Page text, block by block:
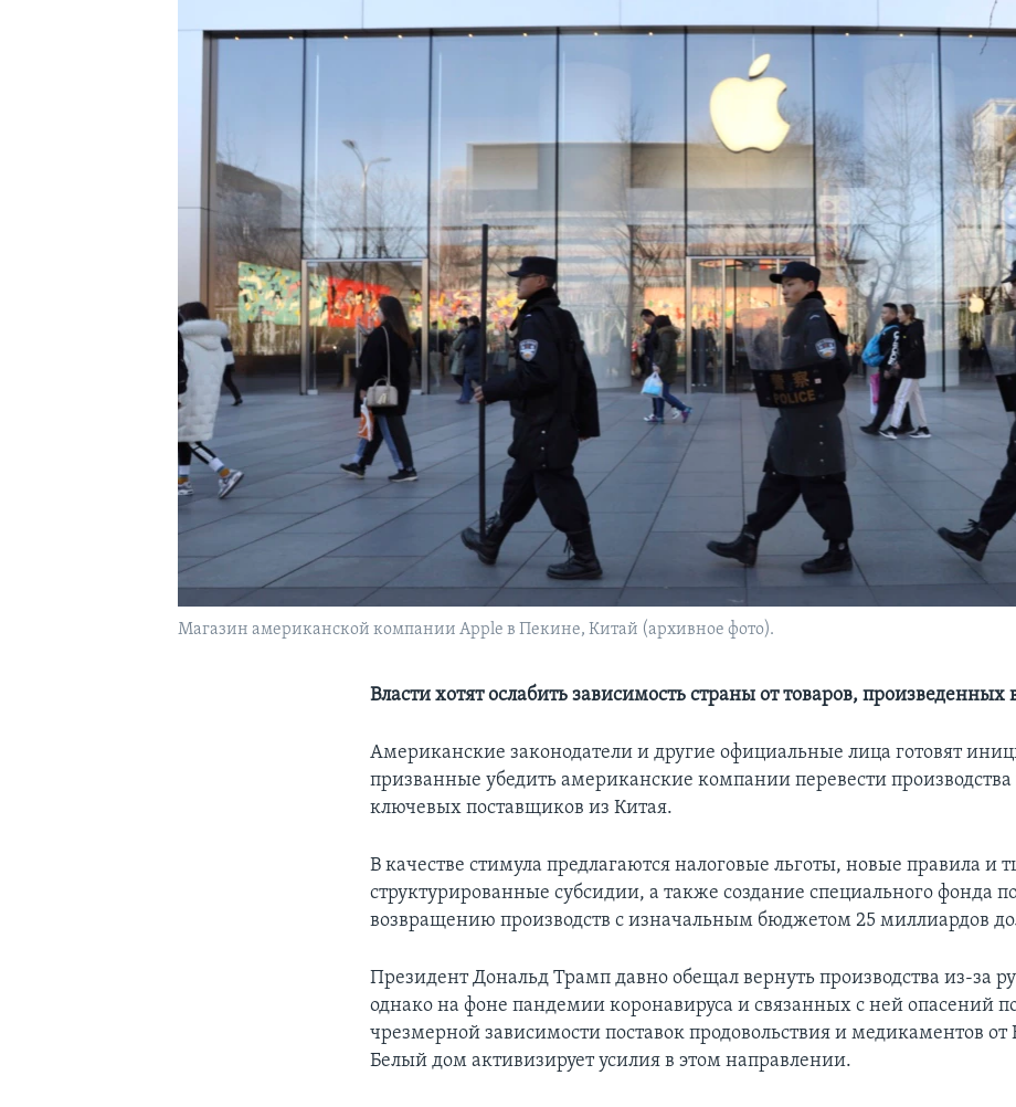
Магазин американской компании Apple в Пекине, Китай (архивное фото).
Власти хотят ослабить зависимость страны от товаров, произведенных
Американские законодатели и другие официальные лица готовят
призванные убедить американские компании перевести производства
ключевых поставщиков из Китая.
В качестве стимула предлагаются налоговые льготы, новые правила и
структурированные субсидии, а также создание специального фонда
возвращению производств с изначальным бюджетом 25 миллиардов
Президент Дональд Трамп давно обещал вернуть производства из-за
однако на фоне пандемии коронавируса и связанных с ней опасений
чрезмерной зависимости поставок продовольствия и медикаментов от
Белый дом активизирует усилия в этом направлении.